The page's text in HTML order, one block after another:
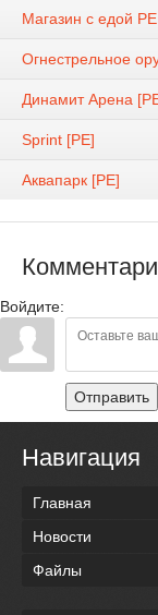
Магазин с едой
Огнестрельное
Динамит Арена
Sprint [PE]
Аквапарк [PE]
Войдите:
Отправить
Навигация
Главная
Новости
Файлы